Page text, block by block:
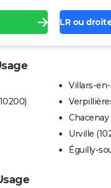
LR ou
Villars-en-
Chacenay
Urville
Éguilly-